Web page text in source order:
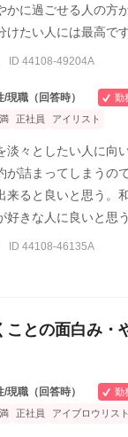
かに過ごせる人の方
たい人には最高です
ID 44108-49204A
現職（回答時）
勤
正社員 アイリスト
淡々としたい人に向
が詰まってしまうの
来ると良いと思う。
きな人に良いと思う
ID 44108-46135A
ことの面白み・
現職（回答時）
勤
正社員 アイブロウリスト